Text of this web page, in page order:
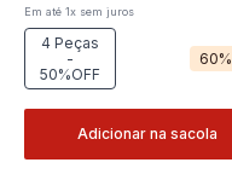
Em até1x sem juros
4 Peças
-
50%OFF
60%
Adicionar na sacola